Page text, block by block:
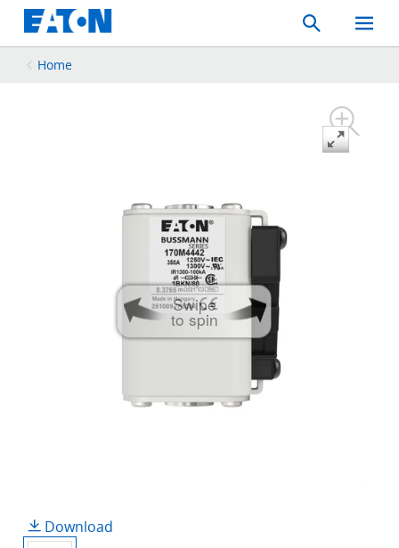
Search
Toggle
Mobile
Home
Swipe
to spin
Download